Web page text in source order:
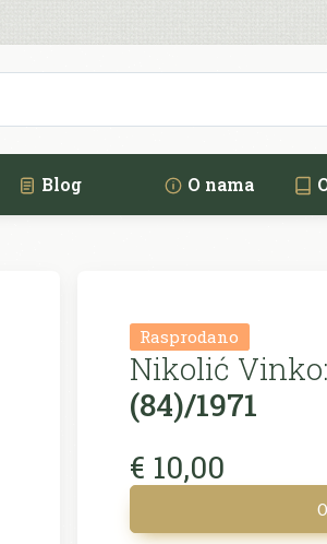
Blog O nama
Rasprodano
Nikolić Vinko:
(84)/1971
€ 10,00